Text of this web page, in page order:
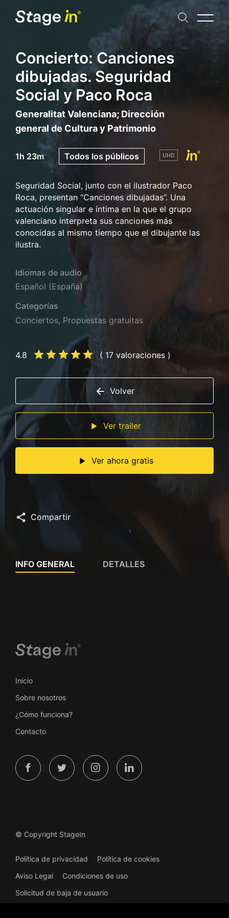
Concierto: Canciones
dibujadas. Seguridad
Social y Paco Roca
Generalitat Valenciana; Dirección
general de Cultura y Patrimonio
1h 23m Todos los públicos
Seguridad Social, junto con el ilustrador Paco
Roca, presentan “Canciones dibujadas”. Una
actuación singular e íntima en la que el grupo
valenciano interpreta sus canciones más
conocidas al mismo tiempo que el dibujante las
ilustra.
Idiomas de audio
Español (España)
Categorías
Conciertos, Propuestas gratuitas
4.8 ( 17 valoraciones )
Volver
Ver trailer
Ver ahora gratis
Compartir
INFO GENERAL DETALLES
Inicio
Sobre nosotros
¿Cómo funciona?
Contacto
© Copyright StageIn
Política de privacidad
Política de cookies
Aviso Legal
Condiciones de uso
Solicitud de baja de usuario